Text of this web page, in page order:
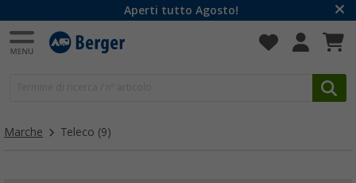
Aperti tutto Agosto!
Marche Teleco (9)